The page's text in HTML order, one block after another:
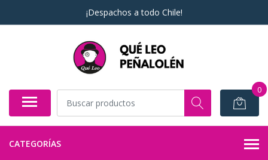
¡Despachos a todo Chile!
0
CATEGORÍAS